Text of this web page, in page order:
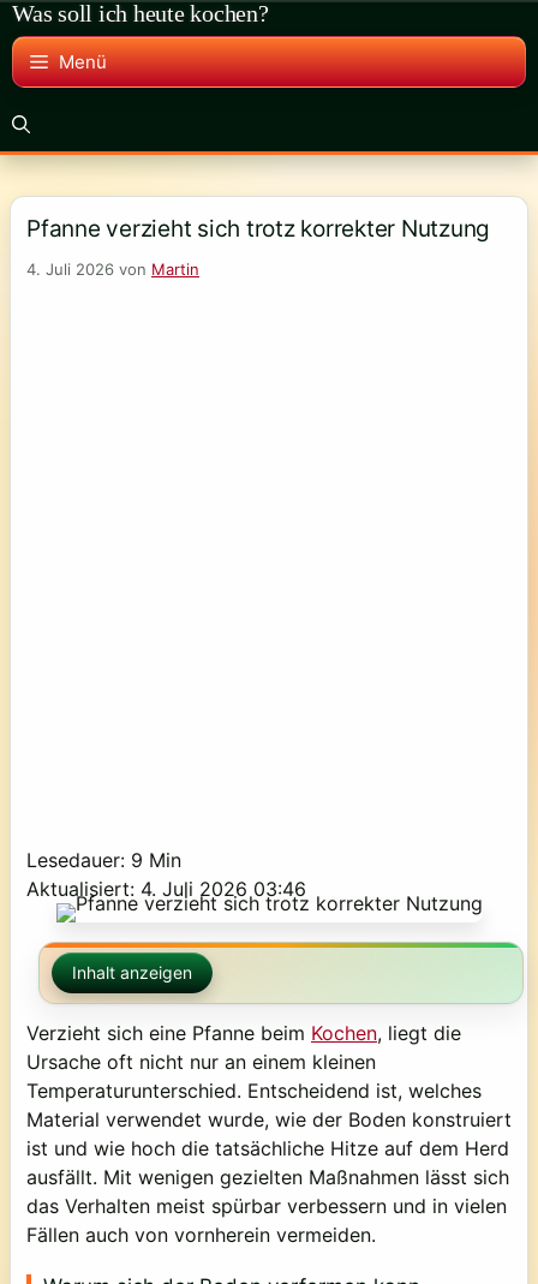
Zum
Inhalt
springen
Was soll ich heute kochen?
Menü
Pfanne verzieht sich trotz korrekter Nutzung
4. Juli 2026 von Martin
Lesedauer: 9 Min
Aktualisiert: 4. Juli 2026 03:46
Inhalt anzeigen
Verzieht sich eine Pfanne beim Kochen, liegt die
Ursache oft nicht nur an einem kleinen
Temperaturunterschied. Entscheidend ist, welches
Material verwendet wurde, wie der Boden konstruiert
ist und wie hoch die tatsächliche Hitze auf dem Herd
ausfällt. Mit wenigen gezielten Maßnahmen lässt sich
das Verhalten meist spürbar verbessern und in vielen
Fällen auch von vornherein vermeiden.